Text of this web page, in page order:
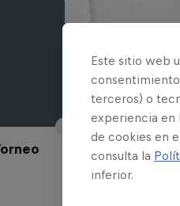
Este sitio web
terceros) o
experiencia en
de cookies en
consulta la
inferior.